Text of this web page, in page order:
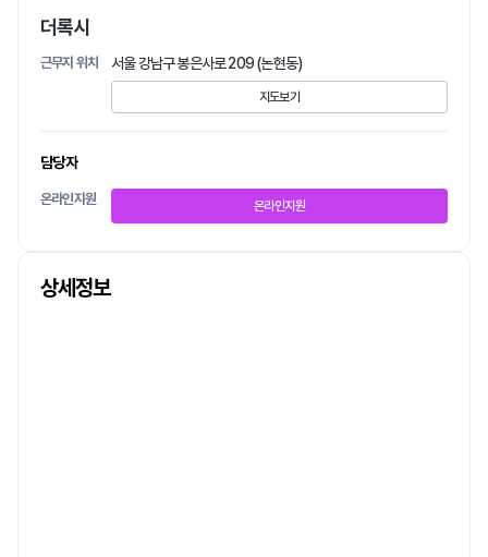
더록시
근무지 위치 서울 강남구 봉은사로 209 (논현동)
지도보기
담당자
온라인지원 온라인지원
상세정보